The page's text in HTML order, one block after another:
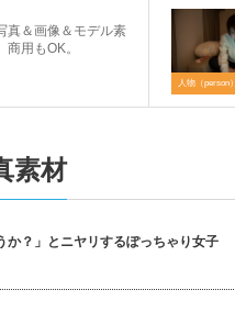
真＆画像＆モデル素
用もOK。
人物（person）
素材
か？」とニヤリするぽっちゃり女子